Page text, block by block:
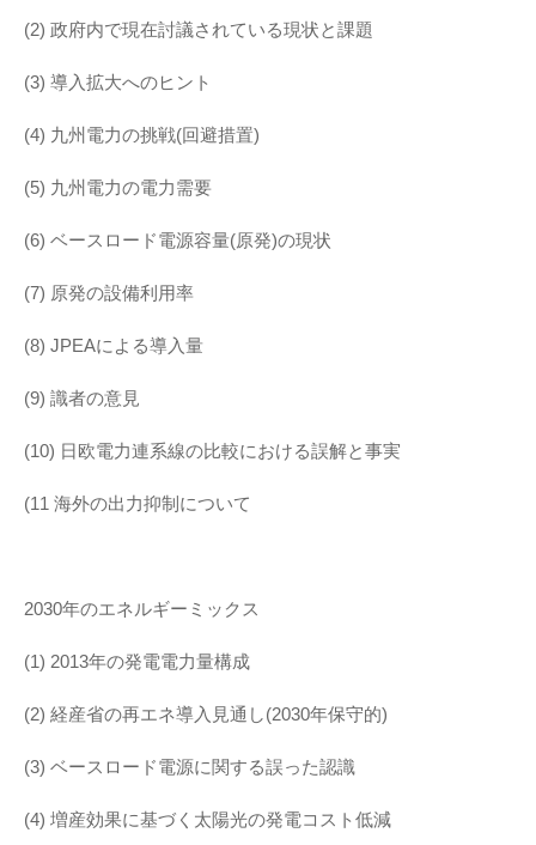
(2) 政府内で現在討議されている現状と課題
(3) 導入拡大へのヒント
(4) 九州電力の挑戦(回避措置)
(5) 九州電力の電力需要
(6) ベースロード電源容量(原発)の現状
(7) 原発の設備利用率
(8) JPEAによる導入量
(9) 識者の意見
(10) 日欧電力連系線の比較における誤解と事実
(11 海外の出力抑制について
2030年のエネルギーミックス
(1) 2013年の発電電力量構成
(2) 経産省の再エネ導入見通し(2030年保守的)
(3) ベースロード電源に関する誤った認識
(4) 増産効果に基づく太陽光の発電コスト低減